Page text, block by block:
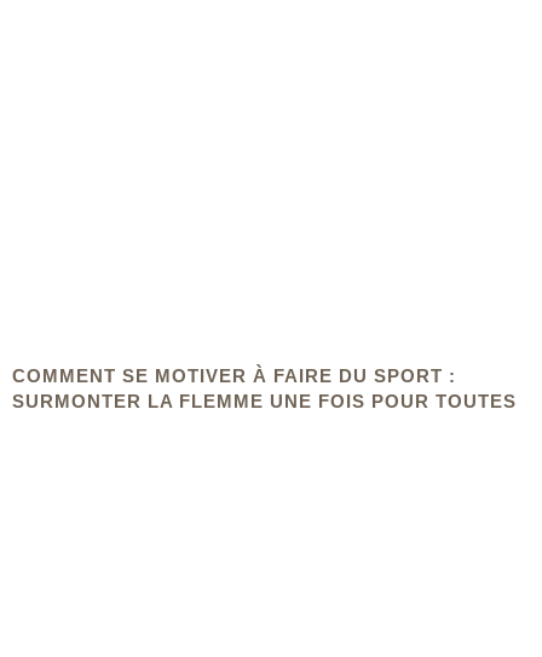
COMMENT SE MOTIVER À FAIRE DU SPORT :
SURMONTER LA FLEMME UNE FOIS POUR TOUTES